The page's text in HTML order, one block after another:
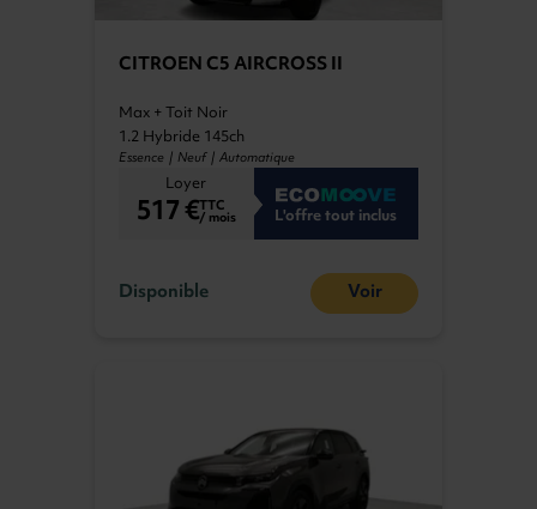
CITROEN C5 AIRCROSS II
Max + Toit Noir
1.2 Hybride 145ch
Essence | Neuf | Automatique
Loyer
517 €TTC
/ mois L'offre tout inclus
Disponible Voir